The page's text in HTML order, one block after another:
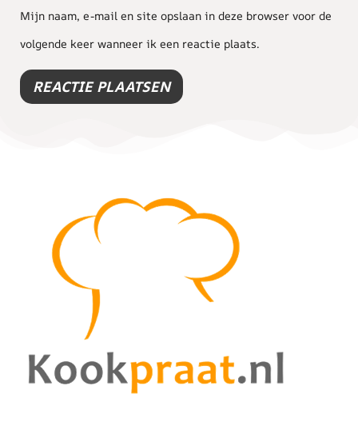
Mijn naam, e-mail en site opslaan in deze browser voor de
volgende keer wanneer ik een reactie plaats.